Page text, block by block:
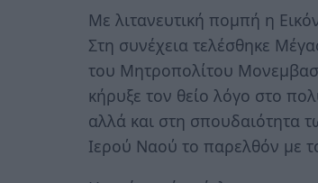
Με λιτανευτική πομπή η
Στη συνέχεια τελέσθηκε
του Μητροπολίτου
κήρυξε τον θείο λόγο στο
αλλά και στη σπουδαιότητα
Ιερού Ναού το παρελθόν με